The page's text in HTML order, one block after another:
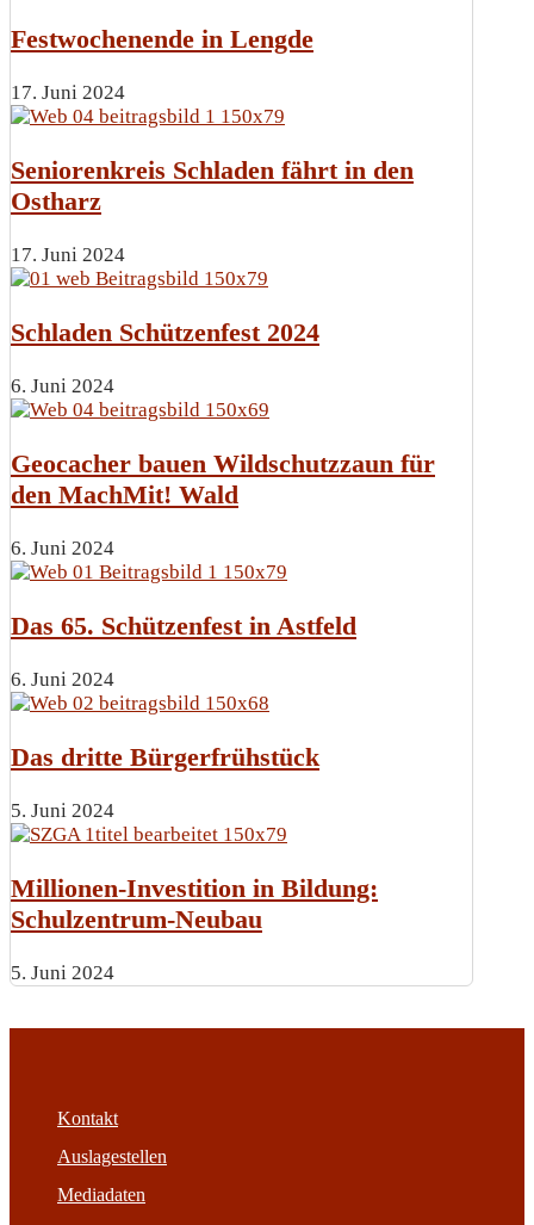
Festwochenende in Lengde
17. Juni 2024
Seniorenkreis Schladen fährt in den
Ostharz
17. Juni 2024
Schladen Schützenfest 2024
6. Juni 2024
Geocacher bauen Wildschutzzaun für
den MachMit! Wald
6. Juni 2024
Das 65. Schützenfest in Astfeld
6. Juni 2024
Das dritte Bürgerfrühstück
5. Juni 2024
Millionen-Investition in Bildung:
Schulzentrum-Neubau
5. Juni 2024
Kontakt
Auslagestellen
Mediadaten